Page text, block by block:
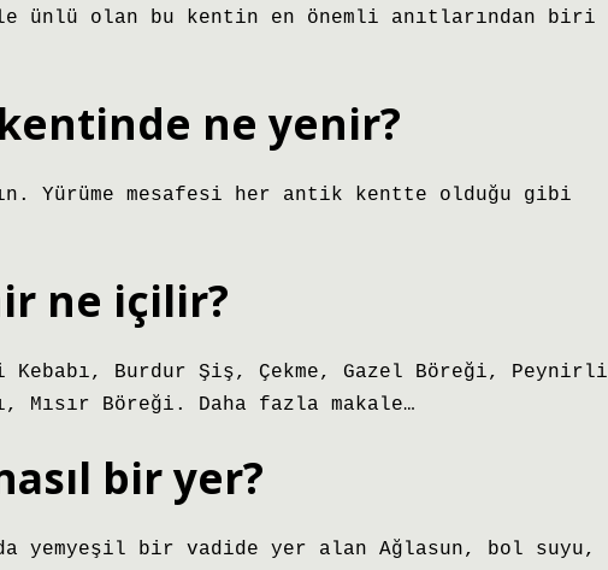
ünlü olan bu kentin en önemli anıtlarından biri
ne yenir?
Yürüme mesafesi her antik kentte olduğu gibi
ne içilir?
Kebabı, Burdur Şiş, Çekme, Gazel Böreği, Peynirli
Mısır Böreği. Daha fazla makale…
bir yer?
yemyeşil bir vadide yer alan Ağlasun, bol suyu,